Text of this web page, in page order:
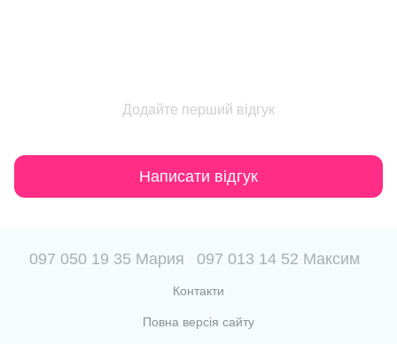
Додайте перший відгук
Написати відгук
097 050 19 35 Мария 097 013 14 52 Максим
Контакти
Повна версія сайту